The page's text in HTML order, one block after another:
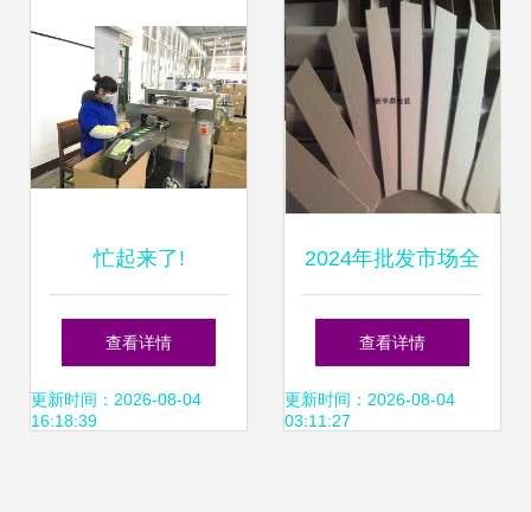
锁鲜”
忙起来了!
查看详情
更新时间：2026-08-04
16:18:39
2024年批发市场全
攻略 价格、厂家、
采购、图片与在线
查看详情
更新时间：2026-08-04
03:11:27